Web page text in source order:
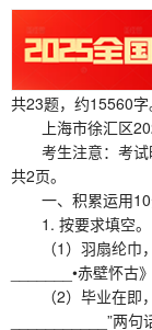
共23题，约15560字
上海市徐汇区
考生注意：考试
共2页。
一、积累运用
1. 按要求填空。
（1）羽扇纶巾，
_______•赤壁怀古》
（2）毕业在即，
___________”两